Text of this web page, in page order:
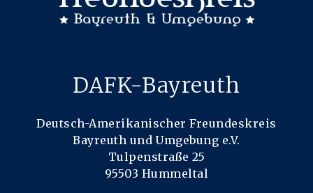
DAFK-Bayreuth
Deutsch-Amerikanischer Freundeskreis
Bayreuth und Umgebung e.V.
Tulpenstraße 25
95503 Hummeltal